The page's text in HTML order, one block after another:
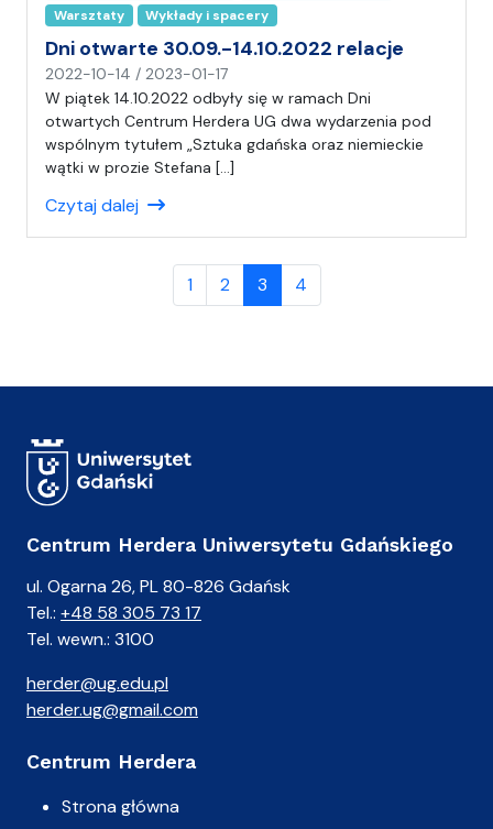
Warsztaty
Wykłady i spacery
Dni otwarte 30.09.-14.10.2022 relacje
2022-10-14 / 2023-01-17
a
p
i
s
(
)
C
W piątek 14.10.2022 odbyły się w ramach Dni
otwartych Centrum Herdera UG dwa wydarzenia pod
wspólnym tytułem „Sztuka gdańska oraz niemieckie
wątki w prozie Stefana […]
Czytaj dalej
Page
1 Page
2 Current Page
3 Page
4
Centrum Herdera Uniwersytetu Gdańskiego
ul. Ogarna 26, PL 80-826 Gdańsk
Tel.: +48 58 305 73 17
Tel. wewn.: 3100
herder@ug.edu.pl
herder.ug@gmail.com
Centrum Herdera
Strona główna